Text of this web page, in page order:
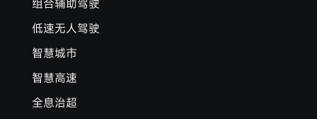
组合辅助驾驶
低速无人驾驶
智慧城市
智慧高速
全息治超